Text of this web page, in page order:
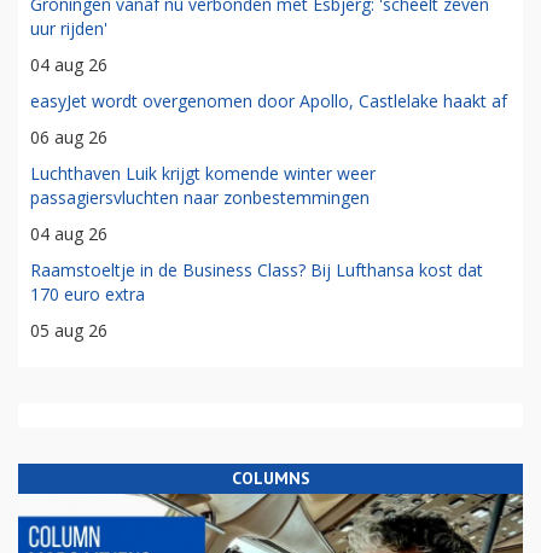
uur rijden'
04 aug 26
easyJet wordt overgenomen door Apollo, Castlelake haakt af
06 aug 26
Luchthaven Luik krijgt komende winter weer
passagiersvluchten naar zonbestemmingen
04 aug 26
Raamstoeltje in de Business Class? Bij Lufthansa kost dat
170 euro extra
05 aug 26
COLUMNS